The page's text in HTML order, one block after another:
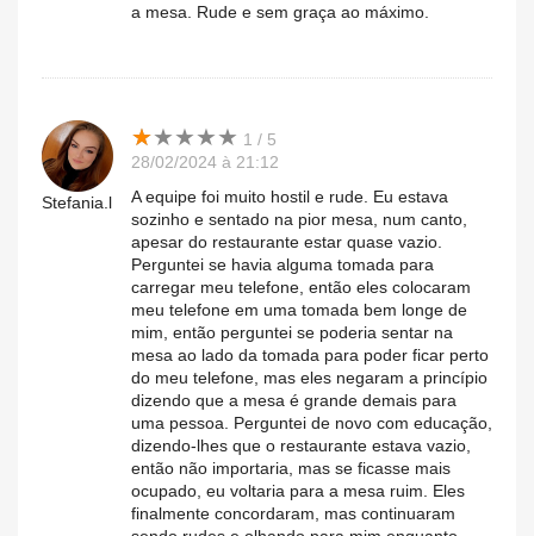
a mesa. Rude e sem graça ao máximo.
Stefania.l
★★★★★
★★★★★ 1 / 5
28/02/2024 à 21:12
A equipe foi muito hostil e rude. Eu estava
sozinho e sentado na pior mesa, num canto,
apesar do restaurante estar quase vazio.
Perguntei se havia alguma tomada para
carregar meu telefone, então eles colocaram
meu telefone em uma tomada bem longe de
mim, então perguntei se poderia sentar na
mesa ao lado da tomada para poder ficar perto
do meu telefone, mas eles negaram a princípio
dizendo que a mesa é grande demais para
uma pessoa. Perguntei de novo com educação,
dizendo-lhes que o restaurante estava vazio,
então não importaria, mas se ficasse mais
ocupado, eu voltaria para a mesa ruim. Eles
finalmente concordaram, mas continuaram